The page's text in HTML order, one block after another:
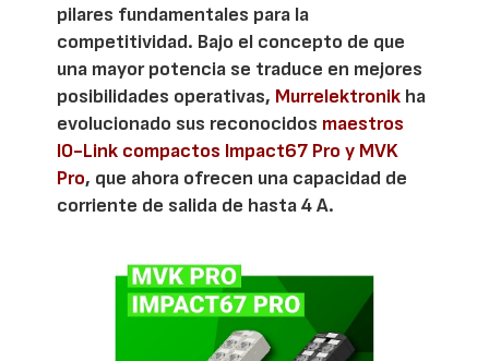
pilares fundamentales para la
competitividad. Bajo el concepto de que
una mayor potencia se traduce en mejores
posibilidades operativas, Murrelektronik ha
evolucionado sus reconocidos maestros
IO-Link compactos Impact67 Pro y MVK
Pro, que ahora ofrecen una capacidad de
corriente de salida de hasta 4 A.